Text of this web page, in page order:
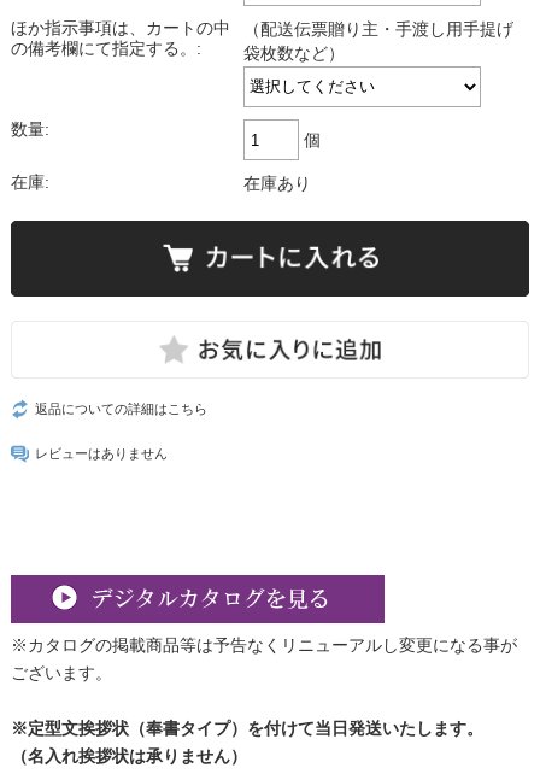
ほか指示事項は、カートの中
の備考欄にて指定する。:
（配送伝票贈り主・手渡し用手提げ
袋枚数など）
数量:
個
在庫: 在庫あり
返品についての詳細はこちら
レビューはありません
※カタログの掲載商品等は予告なくリニューアルし変更になる事が
ございます。
※定型文挨拶状（奉書タイプ）を付けて当日発送いたします。
（名入れ挨拶状は承りません）